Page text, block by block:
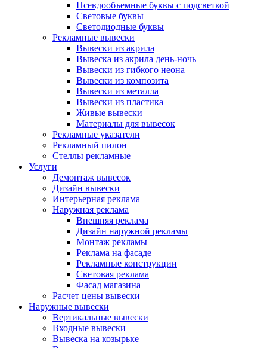
Псевдообъемные буквы с подсветкой
Световые буквы
Светодиодные буквы
Рекламные вывески
Вывески из акрила
Вывеска из акрила день-ночь
Вывески из гибкого неона
Вывески из композита
Вывески из металла
Вывески из пластика
Живые вывески
Материалы для вывесок
Рекламные указатели
Рекламный пилон
Стеллы рекламные
Услуги
Демонтаж вывесок
Дизайн вывески
Интерьерная реклама
Наружная реклама
Внешняя реклама
Дизайн наружной рекламы
Монтаж рекламы
Реклама на фасаде
Рекламные конструкции
Световая реклама
Фасад магазина
Расчет цены вывески
Наружные вывески
Вертикальные вывески
Входные вывески
Вывеска на козырьке